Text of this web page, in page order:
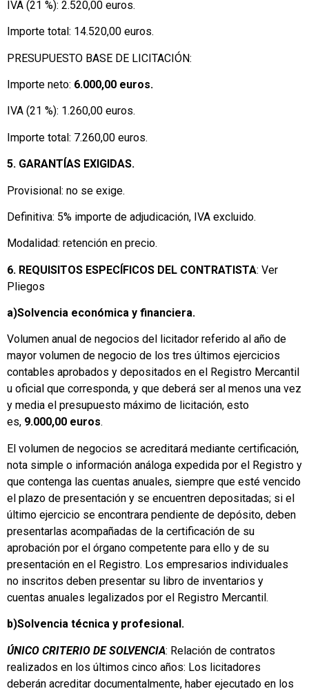
IVA (21 %): 2.520,00 euros.
Importe total: 14.520,00 euros.
PRESUPUESTO BASE DE LICITACIÓN:
Importe neto: 6.000,00 euros.
IVA (21 %): 1.260,00 euros.
Importe total: 7.260,00 euros.
5. GARANTÍAS EXIGIDAS.
Provisional: no se exige.
Definitiva: 5% importe de adjudicación, IVA excluido.
Modalidad: retención en precio.
6. REQUISITOS ESPECÍFICOS DEL CONTRATISTA: Ver
Pliegos
a)Solvencia económica y financiera.
Volumen anual de negocios del licitador referido al año de
mayor volumen de negocio de los tres últimos ejercicios
contables aprobados y depositados en el Registro Mercantil
u oficial que corresponda, y que deberá ser al menos una vez
y media el presupuesto máximo de licitación, esto
es, 9.000,00 euros.
El volumen de negocios se acreditará mediante certificación,
nota simple o información análoga expedida por el Registro y
que contenga las cuentas anuales, siempre que esté vencido
el plazo de presentación y se encuentren depositadas; si el
último ejercicio se encontrara pendiente de depósito, deben
presentarlas acompañadas de la certificación de su
aprobación por el órgano competente para ello y de su
presentación en el Registro. Los empresarios individuales
no inscritos deben presentar su libro de inventarios y
cuentas anuales legalizados por el Registro Mercantil.
b)Solvencia técnica y profesional.
ÚNICO CRITERIO DE SOLVENCIA: Relación de contratos
realizados en los últimos cinco años: Los licitadores
deberán acreditar documentalmente, haber ejecutado en los